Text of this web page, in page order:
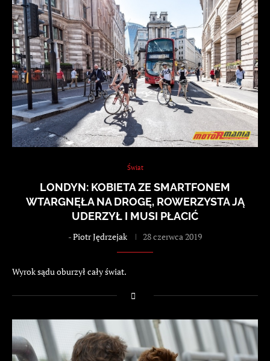
Świat
LONDYN: KOBIETA ZE SMARTFONEM
WTARGNĘŁA NA DROGĘ, ROWERZYSTA JĄ
UDERZYŁ I MUSI PŁACIĆ
-Piotr Jędrzejak 28 czerwca 2019
Wyrok sądu oburzył cały świat.